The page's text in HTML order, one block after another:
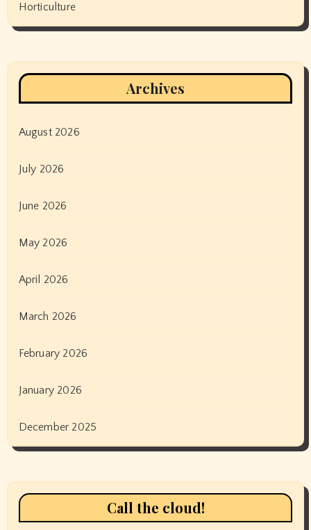
Horticulture
Archives
August 2026
July 2026
June 2026
May 2026
April 2026
March 2026
February 2026
January 2026
December 2025
Call the cloud!